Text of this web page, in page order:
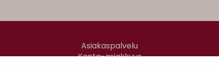
Asiakaspalvelu
Kanta-asiakkuus